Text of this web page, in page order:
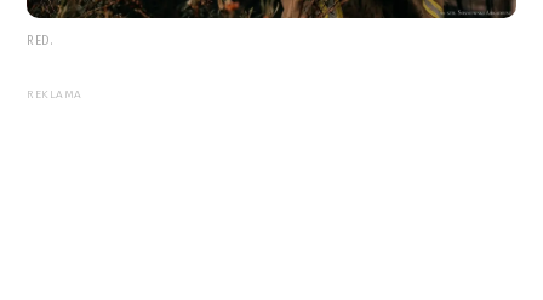
RED.
REKLAMA